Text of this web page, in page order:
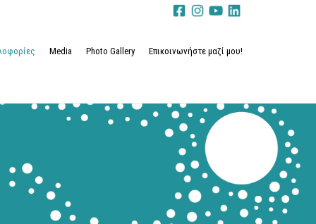
Media Photo Gallery Επικοινωνήστε μαζί μου!